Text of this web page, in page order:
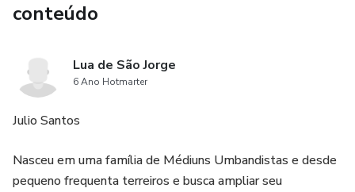
conteúdo
Lua de São Jorge
6 Ano Hotmarter
Julio Santos
Nasceu em uma família de Médiuns Umbandistas e desde
pequeno frequenta terreiros e busca ampliar seu